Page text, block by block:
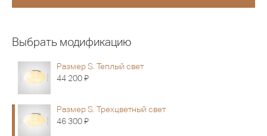
Выбрать модификацию
Размер S. Теплый свет
44 200Я
Размер S. Трехцветный свет
46 300Я